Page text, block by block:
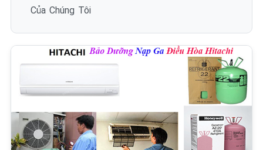
Của Chúng Tôi